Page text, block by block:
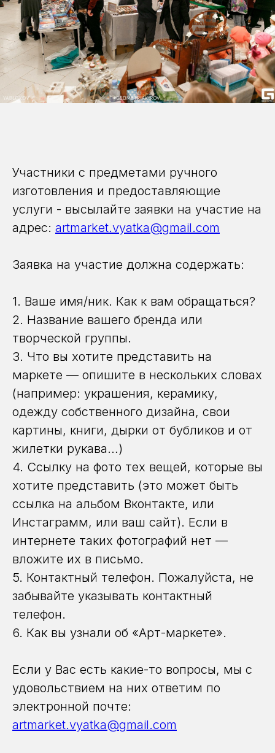
Участники с предметами ручного
изготовления и предоставляющие
услуги - высылайте заявки на участие на
адрес: artmarket.vyatka@gmail.com
Заявка на участие должна содержать:
1. Ваше имя/ник. Как к вам обращаться?
2. Название вашего бренда или
творческой группы.
3. Что вы хотите представить на
маркете — опишите в нескольких словах
(например: украшения, керамику,
одежду собственного дизайна, свои
картины, книги, дырки от бубликов и от
жилетки рукава…)
4. Ссылку на фото тех вещей, которые вы
хотите представить (это может быть
ссылка на альбом Вконтакте, или
Инстаграмм, или ваш сайт). Если в
интернете таких фотографий нет —
вложите их в письмо.
5. Контактный телефон. Пожалуйста, не
забывайте указывать контактный
телефон.
6. Как вы узнали об «Арт-маркете».
Если у Вас есть какие-то вопросы, мы с
удовольствием на них ответим по
электронной почте:
artmarket.vyatka@gmail.com